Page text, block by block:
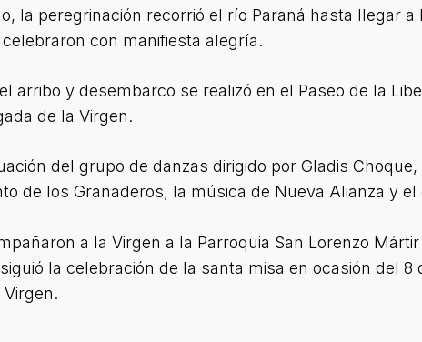
la peregrinación recorrió el río Paraná hasta llegar
con manifiesta alegría.
arribo y desembarco se realizó en el Paseo de la
de la Virgen.
del grupo de danzas dirigido por Gladis
de los Granaderos, la música de Nueva Alianza y
a la Virgen a la Parroquia San Lorenzo
la celebración de la santa misa en ocasión del 8